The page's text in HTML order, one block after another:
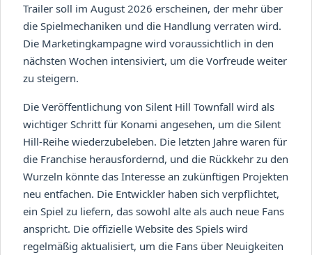
Trailer soll im August 2026 erscheinen, der mehr über
die Spielmechaniken und die Handlung verraten wird.
Die Marketingkampagne wird voraussichtlich in den
nächsten Wochen intensiviert, um die Vorfreude weiter
zu steigern.
Die Veröffentlichung von Silent Hill Townfall wird als
wichtiger Schritt für Konami angesehen, um die Silent
Hill-Reihe wiederzubeleben. Die letzten Jahre waren für
die Franchise herausfordernd, und die Rückkehr zu den
Wurzeln könnte das Interesse an zukünftigen Projekten
neu entfachen. Die Entwickler haben sich verpflichtet,
ein Spiel zu liefern, das sowohl alte als auch neue Fans
anspricht. Die offizielle Website des Spiels wird
regelmäßig aktualisiert, um die Fans über Neuigkeiten